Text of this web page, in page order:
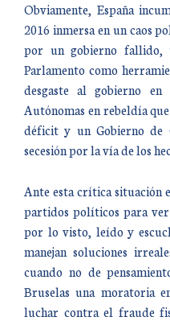
Obviamente, España
2016 inmersa en un caos
por un gobierno fallido,
Parlamento como
desgaste al gobierno en
Autónomas en rebeldía
déficit y un Gobierno de
secesión por la vía de los
Ante esta crítica situación
partidos políticos para
por lo visto, leído y
manejan soluciones
cuando no de
Bruselas una moratoria
luchar contra el fraude